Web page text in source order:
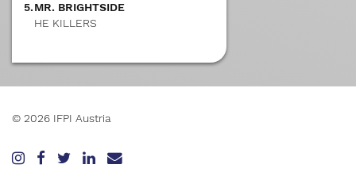
5.MR. BRIGHTSIDE
HE KILLERS
© 2026 IFPI Austria